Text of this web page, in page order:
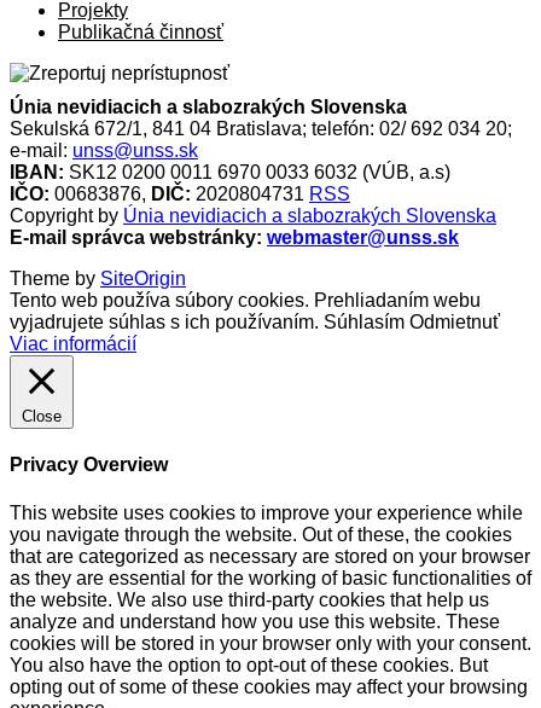
Projekty
Publikačná činnosť
Únia nevidiacich a slabozrakých Slovenska
Sekulská 672/1, 841 04 Bratislava; telefón: 02/ 692 034 20;
e-mail: unss@unss.sk
IBAN: SK12 0200 0011 6970 0033 6032 (VÚB, a.s)
IČO: 00683876, DIČ: 2020804731 RSS
Copyright by Únia nevidiacich a slabozrakých Slovenska
E-mail správca webstránky: webmaster@unss.sk
Theme by SiteOrigin
Tento web používa súbory cookies. Prehliadaním webu
vyjadrujete súhlas s ich používaním. Súhlasím Odmietnuť
Viac informácií
Close
Privacy Overview
This website uses cookies to improve your experience while
you navigate through the website. Out of these, the cookies
that are categorized as necessary are stored on your browser
as they are essential for the working of basic functionalities of
the website. We also use third-party cookies that help us
analyze and understand how you use this website. These
cookies will be stored in your browser only with your consent.
You also have the option to opt-out of these cookies. But
opting out of some of these cookies may affect your browsing